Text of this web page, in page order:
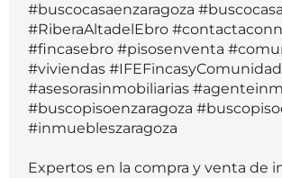
#buscocasaenzaragoza
#RiberaAltadelEbro
#fincasebro #pisosenventa
#viviendas
#asesorasinmobiliarias
#buscopisoenzaragoza
#inmuebleszaragoza
Expertos en la compra y venta de